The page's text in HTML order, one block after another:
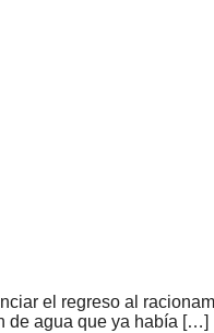
el regreso al
de agua que ya había […]